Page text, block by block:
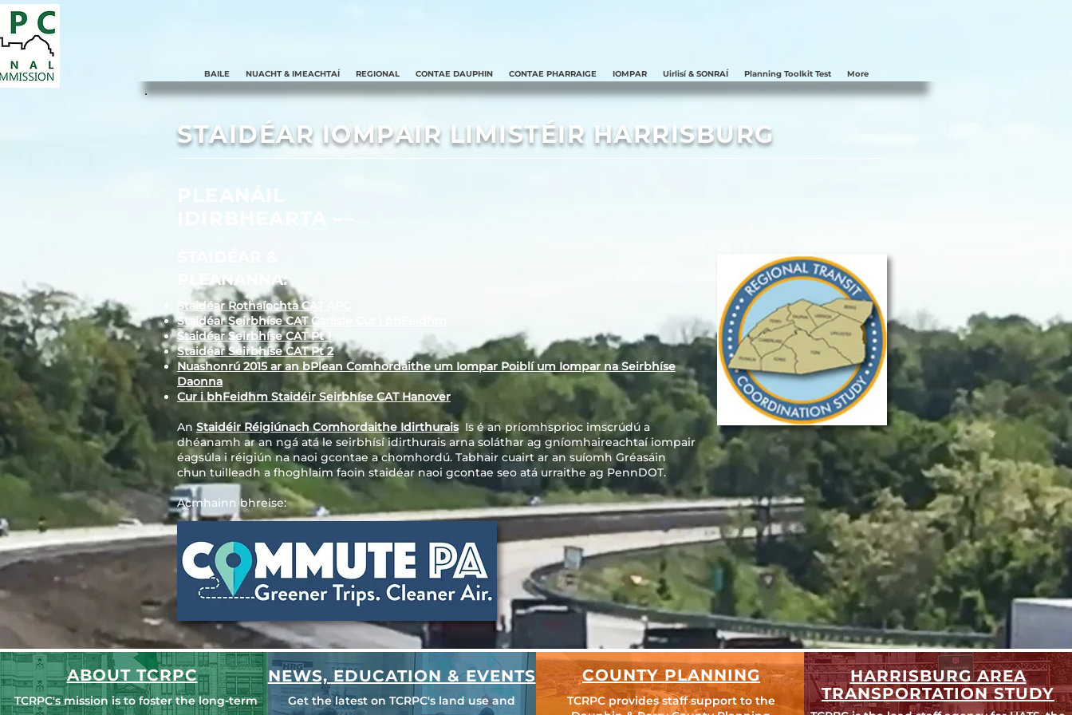
BAILE NUACHT & IMEACHTAÍ REGIONAL CONTAE DAUPHIN CONTAE PHARRAIGE IOMPAR Uirlisí & SONRAÍ Planning Toolkit Test More
STAIDÉAR IOMPAIR LIMISTÉIR HARRISBURG
PLEANÁIL
PLEANANNA:
Staidéar Rothaíochta CAT APC
Staidéar Seirbhíse CAT Carlisle Cur i bhFeidhm
Staidéar Seirbhíse CAT Pt 1
Staidéar Seirbhíse CAT Pt 2
Nuashonrú 2015 ar an bPlean Comhordaithe um Iompar Poiblí um Iompar na Seirbhíse
Daonna
Cur i bhFeidhm Staidéir Seirbhíse CAT Hanover
An Staidéir Réigiúnach Comhordaithe IdirthuraisIs é an príomhsprioc imscrúdú a
dhéanamh ar an ngá atá le seirbhísí idirthurais arna soláthar ag gníomhaireachtaí iompair
éagsúla i réigiún na naoi gcontae a chomhordú. Tabhair cuairt ar an suíomh Gréasáin
chun tuilleadh a fhoghlaim faoin staidéar naoi gcontae seo atá urraithe ag PennDOT.
Acmhainn bhreise:
ABOUT TCRPC
TCRPC's mission is to foster the long-term
NEWS, EDUCATION & EVENTS
Get the latest on TCRPC's land use and
COUNTY PLANNING
TCRPC provides staff support to the
HARRISBURG AREA
TRANSPORTATION STUDY